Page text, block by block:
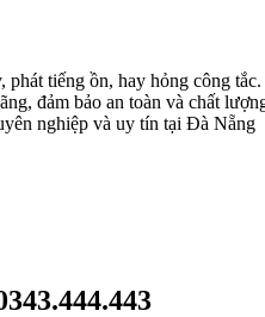
tiếng ồn, hay hỏng công
đảm bảo an toàn và chất
nghiệp và uy tín tại Đà Nẵng